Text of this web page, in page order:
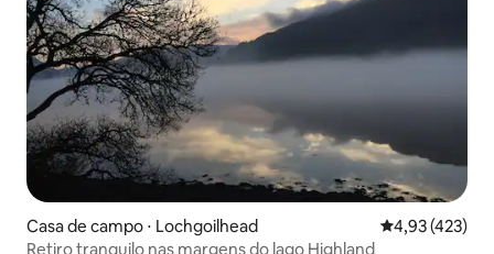
Casa de campo ⋅ Lochgoilhead 4,93 de uma
4,93 (423)
Retiro tranquilo nas margens do lago Highland